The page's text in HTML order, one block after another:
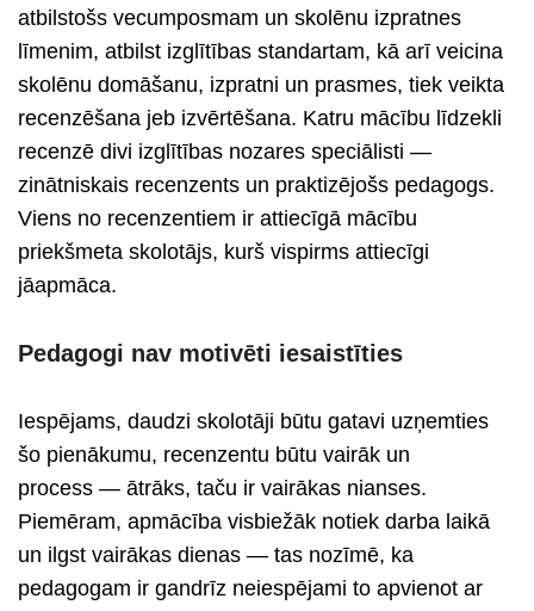
atbilstošs vecumposmam un skolēnu izpratnes
līmenim, atbilst izglītības standartam, kā arī veicina
skolēnu domāšanu, izpratni un prasmes, tiek veikta
recenzēšana jeb izvērtēšana. Katru mācību līdzekli
recenzē divi izglītības nozares speciālisti —
zinātniskais recenzents un praktizējošs pedagogs.
Viens no recenzentiem ir attiecīgā mācību
priekšmeta skolotājs, kurš vispirms attiecīgi
jāapmāca.
Pedagogi nav motivēti iesaistīties
Iespējams, daudzi skolotāji būtu gatavi uzņemties
šo pienākumu, recenzentu būtu vairāk un
process — ātrāks, taču ir vairākas nianses.
Piemēram, apmācība visbiežāk notiek darba laikā
un ilgst vairākas dienas — tas nozīmē, ka
pedagogam ir gandrīz neiespējami to apvienot ar